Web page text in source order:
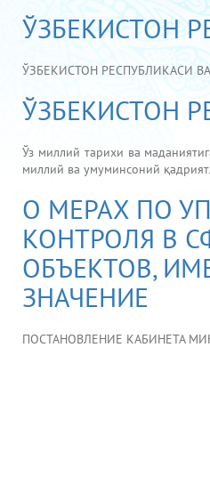
ЎЗБЕКИСТОН
ЎЗБЕКИСТОН РЕСПУБЛИКАСИ
ЎЗБЕКИСТОН
Ўз миллий тарихи ва
миллий ва умуминсоний
О МЕРАХ ПО
КОНТРОЛЯ В
ОБЪЕКТОВ,
ЗНАЧЕНИЕ
ПОСТАНОВЛЕНИЕ КАБИНЕТА